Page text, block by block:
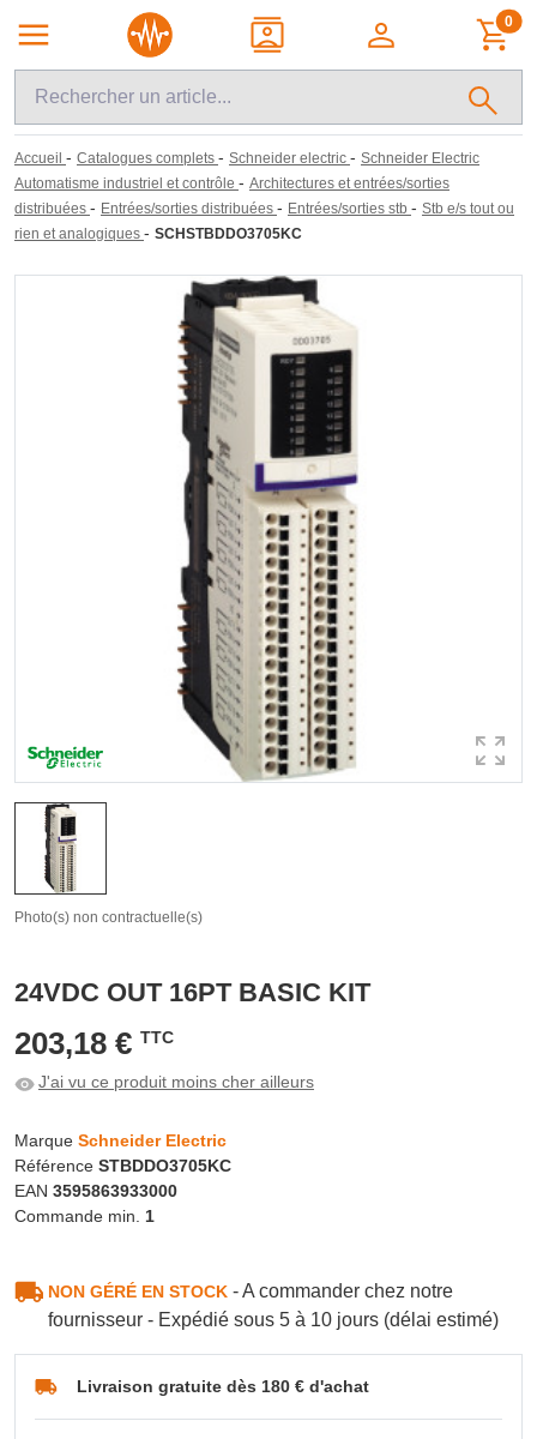
0
Accueil - Catalogues complets - Schneider electric - Schneider Electric
Automatisme industriel et contrôle - Architectures et entrées/sorties
distribuées - Entrées/sorties distribuées - Entrées/sorties stb - Stb e/s tout ou
rien et analogiques - SCHSTBDDO3705KC
Photo(s) non contractuelle(s)
24VDC OUT 16PT BASIC KIT
203,18 € TTC
J'ai vu ce produit moins cher ailleurs
Marque Schneider Electric
Référence STBDDO3705KC
EAN 3595863933000
Commande min. 1
NON GÉRÉ EN STOCK- A commander chez notre
fournisseur - Expédié sous 5 à 10 jours (délai estimé)
Livraison gratuite dès 180 € d'achat